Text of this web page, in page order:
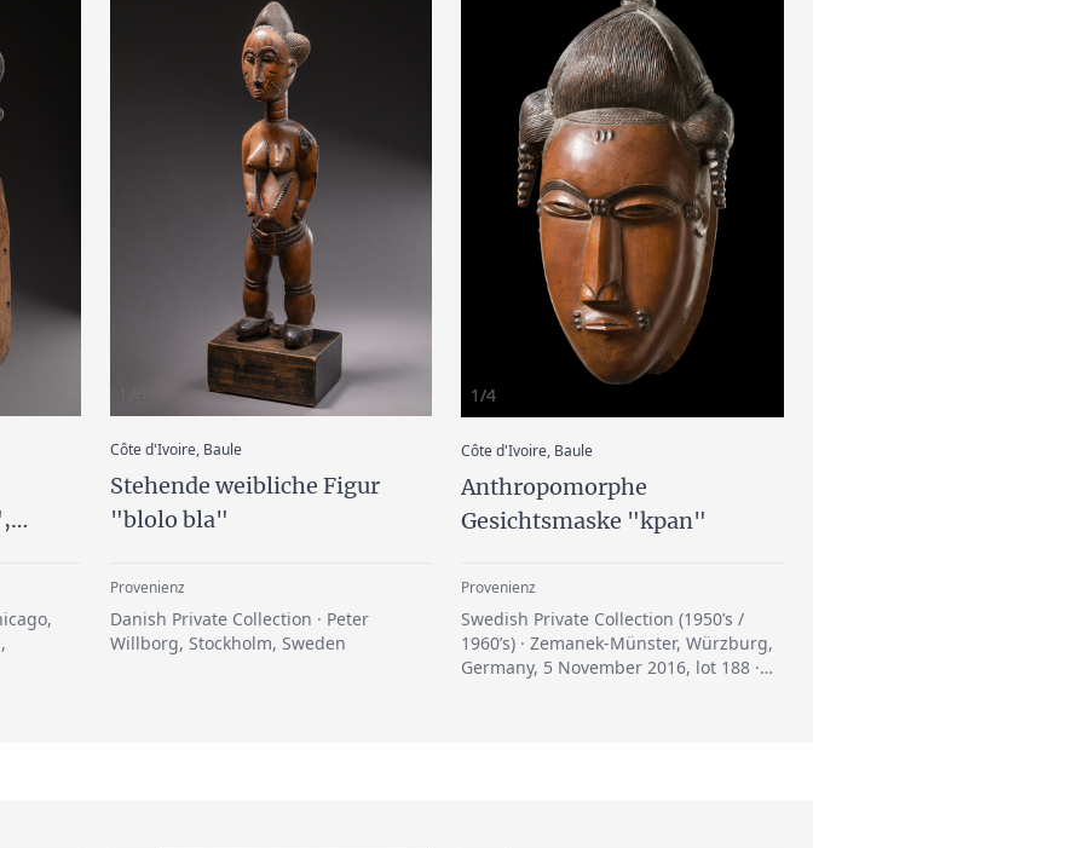
1/4
Côte d'Ivoire, Baule:
Stehende weibliche Figur
"blolo bla"
Provenienz
Danish Private Collection · Peter
Willborg, Stockholm, Sweden
1/4
Côte d'Ivoire, Baule:
Anthropomorphe
Gesichtsmaske "kpan"
Provenienz
Swedish Private Collection (1950’s /
1960’s) · Zemanek-Münster, Würzburg,
Germany, 5 November 2016, lot 188 ·